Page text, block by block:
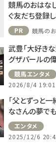
競馬のおはな
ぐ友だち登録
ット！
PR 競馬の
武豊「大好き
グザパールの
コット、ドーヴ
競馬エンタメ
2026/8/4 19:01
「父とずっと
なさんの夢で
へ継承されたチ
ロイヤル”の
『ザ・ロイヤル
エンタメ
2025/12/6